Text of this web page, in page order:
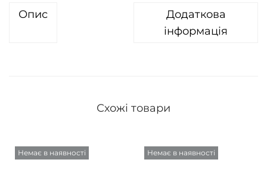
Опис
Додаткова
інформація
Схожі товари
Немає в наявності Немає в наявності